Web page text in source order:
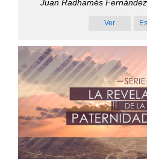
Juan Radhamés Fernández
Ver